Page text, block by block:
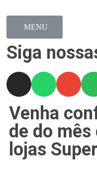
MENU
Siga
Venha
de do mês
lojas